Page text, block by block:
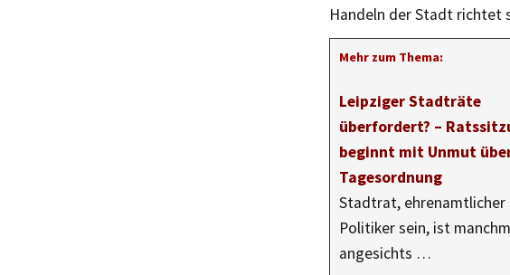
Handeln der Stadt richtet
Mehr zum Thema:
Leipziger Stadträte
überfordert? –
beginnt mit Unmut
Tagesordnung
Stadtrat, ehrenamtlicher
Politiker sein, ist
angesichts …